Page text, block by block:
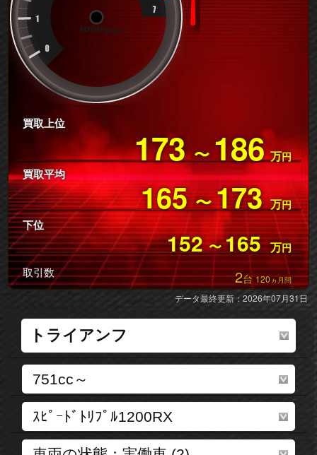
買取上位
173 〜186 万円
買取平均
165 〜173 万円
下位
152 〜165 万円
取引数 2台120ヵ月間
データ最終更新：2026年07月31日